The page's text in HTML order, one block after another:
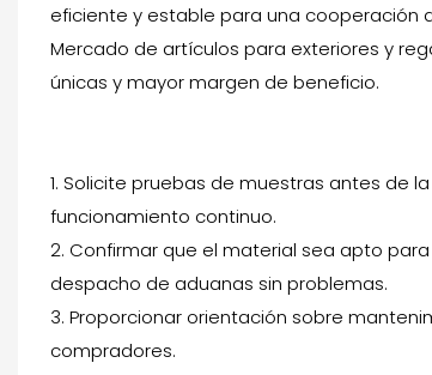
eficiente y estable para una cooperación
Mercado de artículos para exteriores y
únicas y mayor margen de beneficio.
1. Solicite pruebas de muestras antes de
funcionamiento continuo.
2. Confirmar que el material sea apto
despacho de aduanas sin problemas.
3. Proporcionar orientación sobre
compradores.